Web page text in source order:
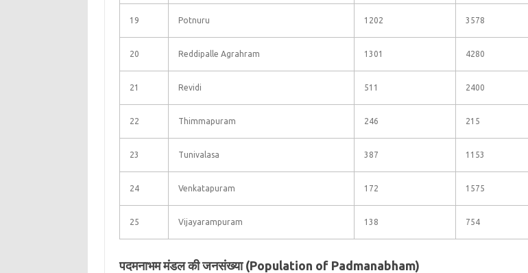
19 Potnuru 1202 3578
20 Reddipalle Agrahram 1301 4280
21 Revidi 511 2400
22 Thimmapuram 246 215
23 Tunivalasa 387 1153
24 Venkatapuram 172 1575
25 Vijayarampuram 138 754
पदमनाभम मंडल की जनसंख्या (Population of Padmanabham)